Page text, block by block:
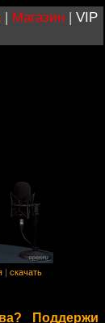
| Магазин | VIP
скачать
Поддержи